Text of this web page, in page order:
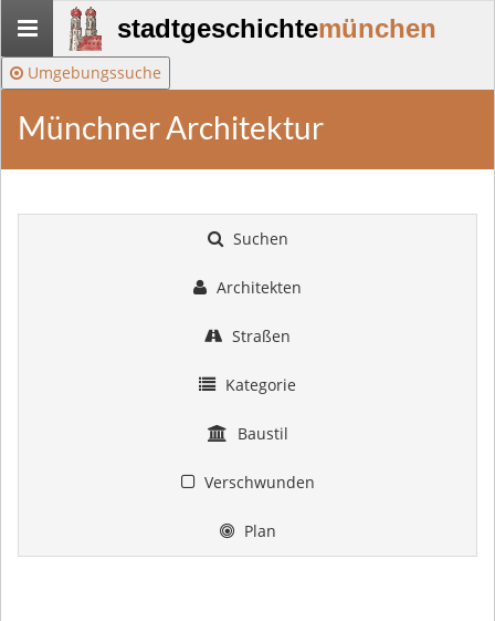
Stadtgeschichte-
München
stadtgeschichtemünchen
Umgebungssuche
Münchner Architektur
Suchen
Architekten
Straßen
Kategorie
Baustil
Verschwunden
Plan